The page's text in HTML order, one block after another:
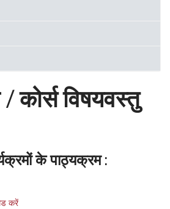
कोर्स विषयवस्तु
के पाठ्यक्रम :
करें